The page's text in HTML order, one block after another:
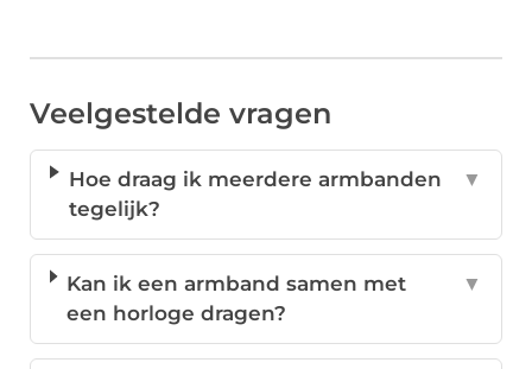
Veelgestelde vragen
Hoe draag ik meerdere armbanden
tegelijk?
▼
Kan ik een armband samen met
een horloge dragen?
▼